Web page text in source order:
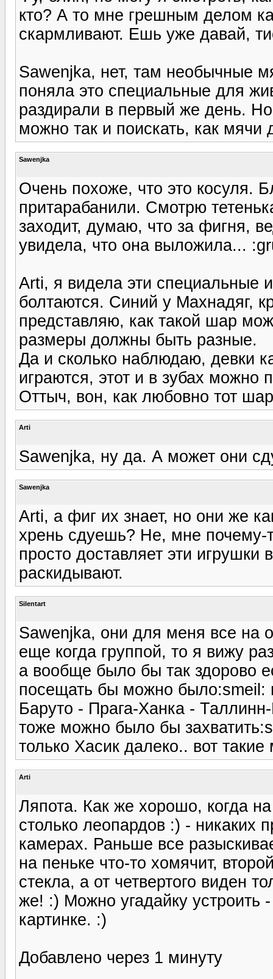
кто? А то мне грешным делом
скармливают. Ешь уже давай,
Sawenjka, нет, там необычные
поняла это специальные для
раздирали в первый же день.
можно так и поискать, как мячи
Sawenjka
Очень похоже, что это косуля.
притарабанили. Смотрю
заходит, думаю, что за фигня,
увидела, что она выложила...
Arti, я видела эти специальные
болтаются. Синий у Махнадяг,
представляю, как такой шар
размеры должны быть разные.
Да и сколько наблюдаю, девки
играются, этот и в зубах можно
Оттыч, вон, как любовно тот
Arti
Sawenjka, ну да. А может они
Sawenjka
Arti, а фиг их знает, но они же
хрень сдуешь? Не, мне почему-
просто доставляет эти
раскидывают.
Silentart
Sawenjka, они для меня все на
еще когда группой, то я вижу
а вообще было бы так здорово
посещать бы можно было:smeil:
Баруто - Прага-Ханка -
тоже можно было бы
только Хасик далеко.. вот
Arti
Ляпота. Как же хорошо, когда
столько леопардов :) - никаких
камерах. Раньше все
на пеньке что-то хомячит,
стекла, а от четвертого виден
же! :) Можно угадайку устроить
картинке. :)
Добавлено через 1 минуту